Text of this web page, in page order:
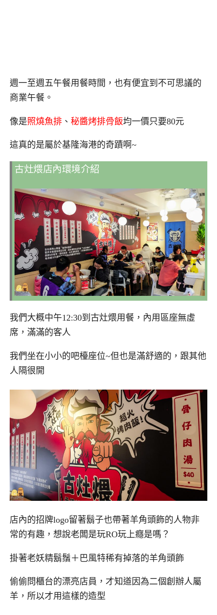
週一至週五午餐用餐時間，也有便宜到不可思議的
商業午餐。
像是照燒魚排 、 秘醬烤排骨飯均一價只要80元
這真的是屬於基隆海港的奇蹟啊~
古灶煨店內環境介紹
我們大概中午12:30到古灶煨用餐，內用區座無虛
席，滿滿的客人
我們坐在小小的吧檯座位~但也是滿舒適的，跟其他
人隔很開
店內的招牌logo留著鬍子也帶著羊角頭飾的人物非
常的有趣，想說老闆是玩RO玩上癮是嗎？
掛著老妖精鬍鬚＋巴風特稀有掉落的羊角頭飾
偷偷問櫃台的漂亮店員，才知道因為二個創辦人屬
羊，所以才用這樣的造型